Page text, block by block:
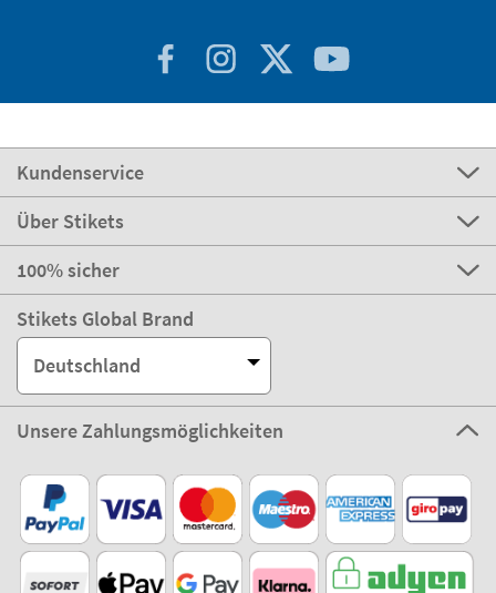
Kundenservice
Über Stikets
100% sicher
Stikets Global Brand
Deutschland
Unsere Zahlungsmöglichkeiten